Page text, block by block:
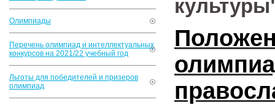
Олимпиады
Перечень олимпиад и интеллектуальных
конкурсов на 2021/22 учебный год
Льготы для победителей и призеров
олимпиад